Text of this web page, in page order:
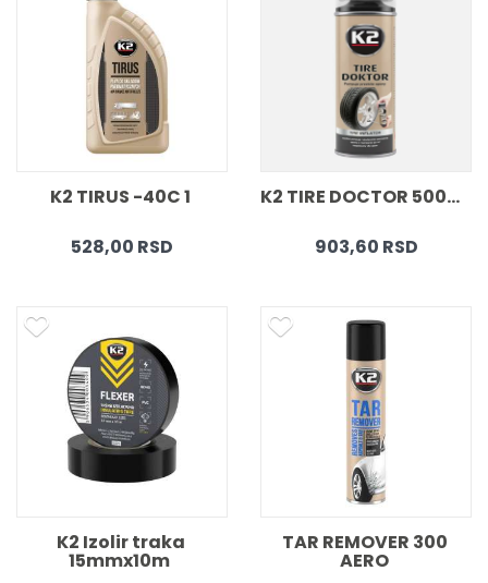
K2 TIRUS -40C 1
528,00 RSD
K2 TIRE DOCTOR 500ml
903,60 RSD
K2 Izolir traka
15mmx10m
TAR REMOVER 300
AERO